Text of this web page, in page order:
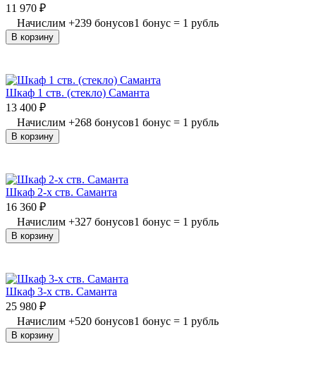
11 970 ₽
Начислим +239 бонусов1 бонус = 1 рубль
В корзину
Шкаф 1 ств. (стекло) Саманта
13 400 ₽
Начислим +268 бонусов1 бонус = 1 рубль
В корзину
Шкаф 2-х ств. Саманта
16 360 ₽
Начислим +327 бонусов1 бонус = 1 рубль
В корзину
Шкаф 3-х ств. Саманта
25 980 ₽
Начислим +520 бонусов1 бонус = 1 рубль
В корзину